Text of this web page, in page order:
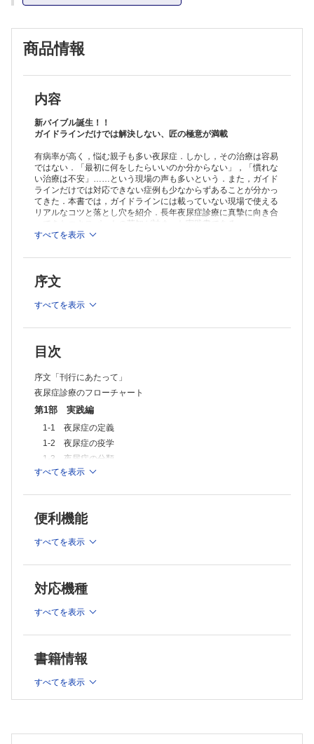
商品情報
内容
新バイブル誕生！！
ガイドラインだけでは解決しない、匠の極意が満載
有病率が高く，悩む親子も多い夜尿症．しかし，その治療は容易
ではない．「最初に何をしたらいいのか分からない」，「慣れな
い治療は不安」……という現場の声も多いという．また，ガイド
ラインだけでは対応できない症例も少なからずあることが分かっ
てきた．本書では，ガイドラインには載っていない現場で使える
リアルなコツと落とし穴を紹介．長年夜尿症診療に真摯に向き合
ってきたエキスパートの英知が詰まった実践書である．
製品のご購入後、「購入済ライセンス一覧」より、オンライン環
認ください。
推奨ブラウザ： Firefox 最新版 / Google Chrome 最新版 / Safari
最新版
すべてを表示
序文
すべてを表示
目次
序文「刊行にあたって」
夜尿症診療のフローチャート
第1部 実践編
1-1 夜尿症の定義
1-2 夜尿症の疫学
1-3 夜尿症の分類
1-4 夜尿症の原因
1-7 夜尿症に対するウロセラピー（生活指導・行動療法）
1-8 排尿・排便日誌と夜尿の記録表
1-10 デスモプレシンの増量によって生じる効果・作用
1-11 夜尿症に対するアラーム療法のコツ
1-12 デスモプレシンとアラーム療法のメリット・デメリット
の比較
1-15 昼間尿失禁への対応
1-17 夜尿症のある児を小児神経専門医へ紹介するタイミング
1-18 夜尿症のある児を泌尿器科へ紹介するタイミング
第2部 こぼれ話編
すべてを表示
便利機能
すべてを表示
対応機種
すべてを表示
書籍情報
すべてを表示